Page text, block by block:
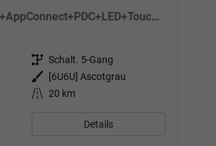
1.0 MPI Sitzheizung+AppConnect+PDC+LED+Touch+Lichtsensor+MultiLenkrad
Getriebe Schalt. 5-Gang
Außenfarbe
[6U6U] Ascotgrau
Kilometerstand 20 km
Details